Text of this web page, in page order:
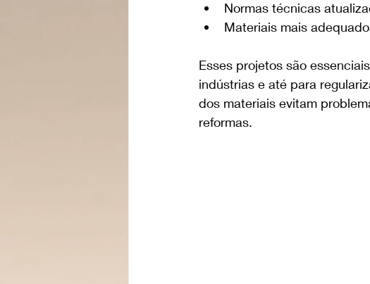
Normas técnicas
Materiais mais
Esses projetos são
indústrias e até para
dos materiais evitam
reformas.